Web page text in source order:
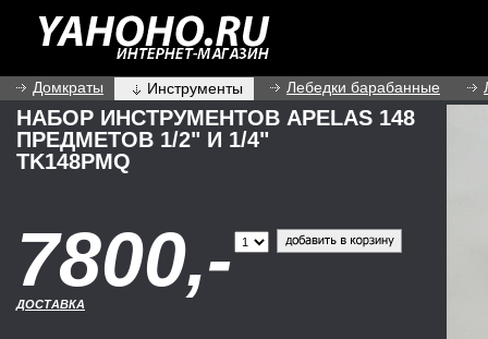
Домкраты Инструменты Лебедки барабанные
вернуться назад
НАБОР ИНСТРУМЕНТОВ APELAS 148
ПРЕДМЕТОВ 1/2" И 1/4"
TK148PMQ
7800,-
ДОСТАВКА